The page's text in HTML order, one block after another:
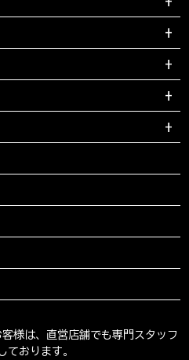
様は、直営店舗でも専門スタッフ
ております。